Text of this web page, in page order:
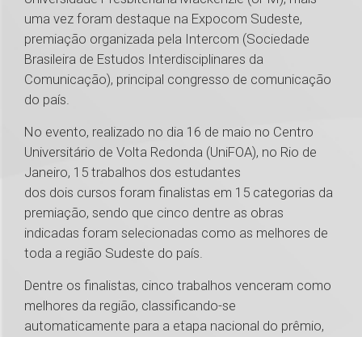
uma vez foram destaque na Expocom Sudeste,
premiação organizada pela Intercom (Sociedade
Brasileira de Estudos Interdisciplinares da
Comunicação), principal congresso de comunicação
do país.
No evento, realizado no dia 16 de maio no Centro
Universitário de Volta Redonda (UniFOA), no Rio de
Janeiro, 15 trabalhos dos estudantes
dos dois cursos foram finalistas em 15 categorias da
premiação, sendo que cinco dentre as obras
indicadas foram selecionadas como as melhores de
toda a região Sudeste do país.
Dentre os finalistas, cinco trabalhos venceram como
melhores da região, classificando-se
automaticamente para a etapa nacional do prêmio,